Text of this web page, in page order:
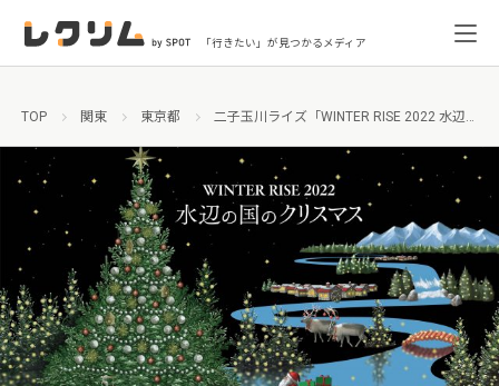
「行きたい」が見つかるメディア
TOP 関東 東京都 二子玉川ライズ「WINTER RISE 2022 水辺の国のクリスマス」揺らめく光の幻想空間